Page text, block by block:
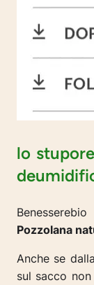
lo
Pozzolana
Anche se
sul sacco non